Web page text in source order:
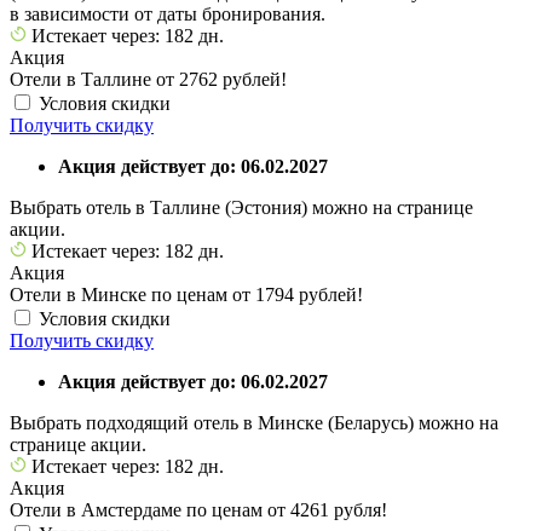
в зависимости от даты бронирования.
Истекает через: 182 дн.
Акция
Отели в Таллине от 2762 рублей!
Условия скидки
Получить скидку
Акция действует до: 06.02.2027
Выбрать отель в Таллине (Эстония) можно на странице
акции.
Истекает через: 182 дн.
Акция
Отели в Минске по ценам от 1794 рублей!
Условия скидки
Получить скидку
Акция действует до: 06.02.2027
Выбрать подходящий отель в Минске (Беларусь) можно на
странице акции.
Истекает через: 182 дн.
Акция
Отели в Амстердаме по ценам от 4261 рубля!